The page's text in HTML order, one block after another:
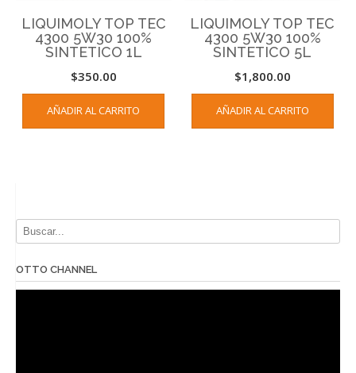
LIQUIMOLY TOP TEC
4300 5W30 100%
SINTETICO 1L
$350.00
AÑADIR AL CARRITO
LIQUIMOLY TOP TEC
4300 5W30 100%
SINTETICO 5L
$1,800.00
AÑADIR AL CARRITO
OTTO CHANNEL